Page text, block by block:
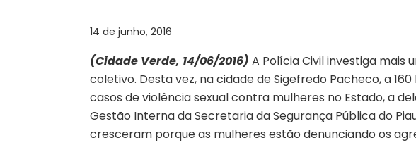
14 de junho, 2016
(Cidade Verde, 14/06/2016) A Polícia Civil investiga mais
coletivo. Desta vez, na cidade de Sigefredo Pacheco, a
casos de violência sexual contra mulheres no Estado, a
Gestão Interna da Secretaria da Segurança Pública do
cresceram porque as mulheres estão denunciando os